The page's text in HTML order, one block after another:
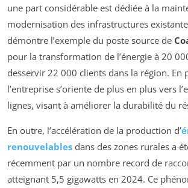
une part considérable est dédiée à la
modernisation des infrastructures
démontre l’exemple du poste source de
pour la transformation de l’énergie à 20
desservir 22 000 clients dans la région. En
l’entreprise s’oriente de plus en plus vers
lignes, visant à améliorer la durabilité du
En outre, l’accélération de la production d’
renouvelables dans des zones rurales a
récemment par un nombre record de
atteignant 5,5 gigawatts en 2024. Ce